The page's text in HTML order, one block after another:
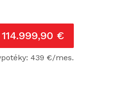
114.999,90 €
439 €/mes.